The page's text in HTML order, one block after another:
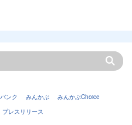
バンク みんかぶ
みんかぶChoice
プレスリリース